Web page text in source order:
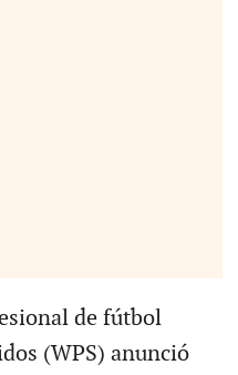
de fútbol
(WPS) anunció